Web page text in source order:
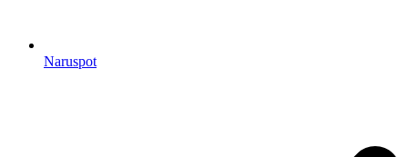
Naruspot